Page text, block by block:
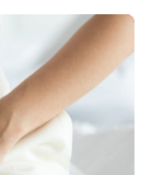
oslabljen,